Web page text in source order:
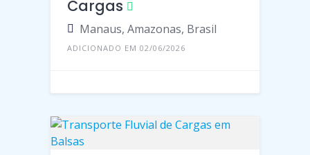
Cargas
Manaus, Amazonas, Brasil
ADICIONADO EM 02/06/2026